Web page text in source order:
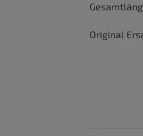
Original